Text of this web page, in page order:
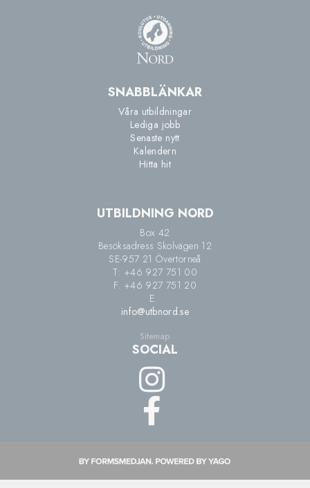
SNABBLÄNKAR
Våra utbildningar
Lediga jobb
Senaste nytt
Kalendern
Hitta hit
UTBILDNING NORD
Box 42
Besöksadress Skolvägen 12
SE-957 21 Övertorneå
T: +46 927 751 00
F. +46 927 751 20
E.
info@utbnord.se
Sitemap
SOCIAL